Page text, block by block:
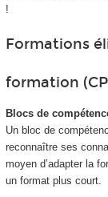
!
Formations
formation
Blocs de
Un bloc de
reconnaître ses
moyen d’adapter la
un format plus court.